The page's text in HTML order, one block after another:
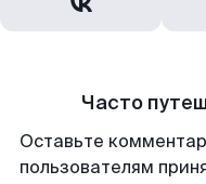
Часто
Оставьте
пользователям